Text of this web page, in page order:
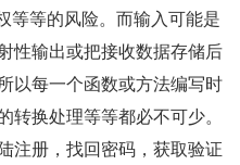
等等的风险。而输入可能是
性输出或把接收数据存储后
以每一个函数或方法编写时
换处理等等都必不可少。
注册，找回密码，获取验证